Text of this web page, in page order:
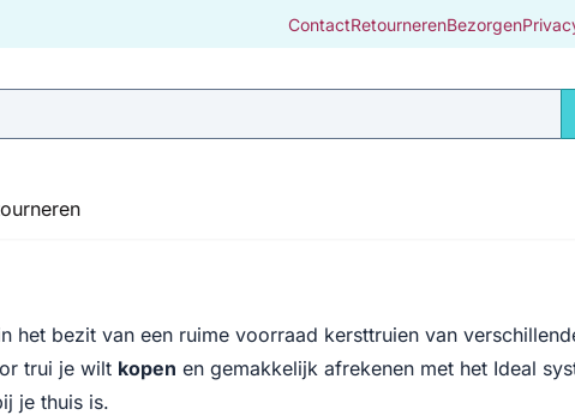
ContactRetournerenBezorgen
het bezit van een ruime voorraad kersttruien van
trui je wilt kopen en gemakkelijk afrekenen met het Ideal
je thuis is.